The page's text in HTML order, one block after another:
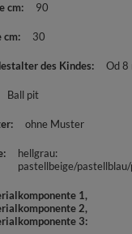
cm 90
cm 30
des Kindes Od 8
Ball pit
ohne Muster
hellgrau:
pastellbeige/
1,
2,
3